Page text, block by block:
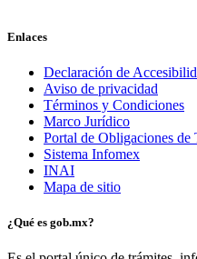
Enlaces
Declaración de
Aviso de privacidad
Términos y Condiciones
Marco Jurídico
Portal de Obligaciones de
Sistema Infomex
INAI
Mapa de sitio
¿Qué es gob.mx?